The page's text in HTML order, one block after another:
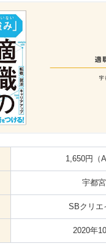
1,650円（
宇都
SBクリエ
2020年